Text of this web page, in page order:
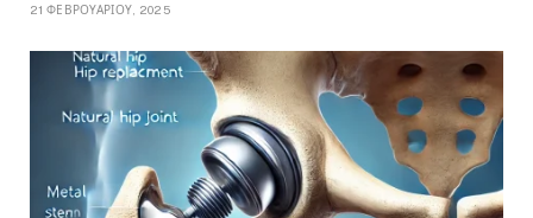
21 ΦΕΒΡΟΥΑΡΊΟΥ, 2025